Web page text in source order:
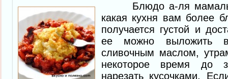
Блюдо а-ля
какая кухня вам более
получается густой и
ее можно выложить
сливочным маслом,
некоторое время до
нарезать кусочками.